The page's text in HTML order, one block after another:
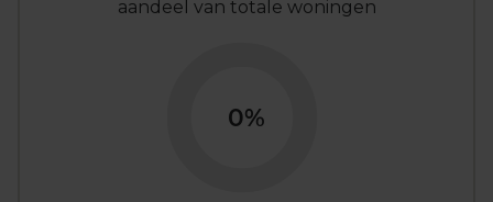
aandeel van totale woningen
0%